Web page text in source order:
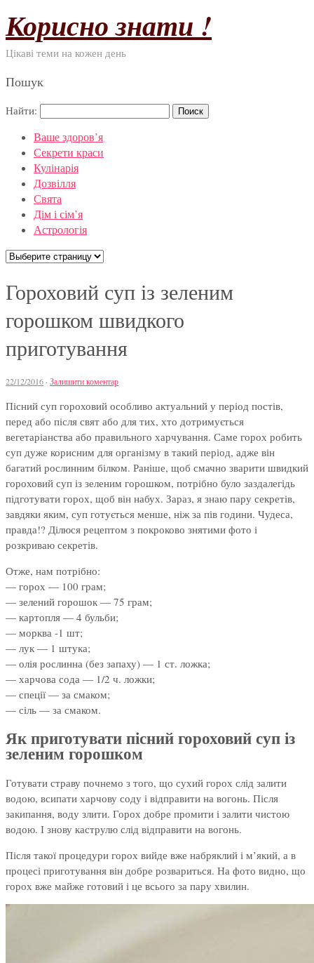
Корисно знати !
Цікаві теми на кожен день
Пошук
Найти:
Ваше здоров’я
Секрети краси
Кулінарія
Дозвілля
Свята
Дім і сім’я
Астрологія
Гороховий суп із зеленим
горошком швидкого
приготування
22/12/2016 · Залишити коментар
Пісний суп гороховий особливо актуальний у період постів,
перед або після свят або для тих, хто дотримується
вегетаріанства або правильного харчування. Саме горох робить
суп дуже корисним для організму в такий період, адже він
багатий рослинним білком. Раніше, щоб смачно зварити швидкий
гороховий суп із зеленим горошком, потрібно було заздалегідь
підготувати горох, щоб він набух. Зараз, я знаю пару секретів,
завдяки яким, суп готується менше, ніж за пів години. Чудеса,
правда!? Ділюся рецептом з покроково знятими фото і
розкриваю секретів.
Отже, нам потрібно:
— горох — 100 грам;
— зелений горошок — 75 грам;
— картопля — 4 бульби;
— морква -1 шт;
— лук — 1 штука;
— олія рослинна (без запаху) — 1 ст. ложка;
— харчова сода — 1/2 ч. ложки;
— спеції — за смаком;
— сіль — за смаком.
Як приготувати пісний гороховий суп із
зеленим горошком
Готувати страву почнемо з того, що сухий горох слід залити
водою, всипати харчову соду і відправити на вогонь. Після
закипання, воду злити. Горох добре промити і залити чистою
водою. І знову каструлю слід відправити на вогонь.
Після такої процедури горох вийде вже набряклий і м’який, а в
процесі приготування він добре розвариться. На фото видно, що
горох вже майже готовий і це всього за пару хвилин.